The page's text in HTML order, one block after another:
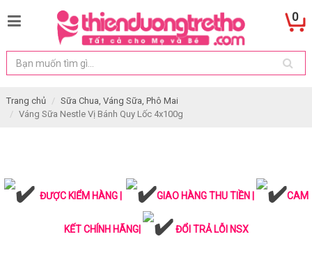
0
Trang chủ
Sữa Chua, Váng Sữa, Phô Mai
Váng Sữa Nestle Vị Bánh Quy Lốc 4x100g
ĐƯỢC KIỂM HÀNG | GIAO HÀNG THU TIỀN | CAM
KẾT CHÍNH HÃNG| ĐỔI TRẢ LỖI NSX